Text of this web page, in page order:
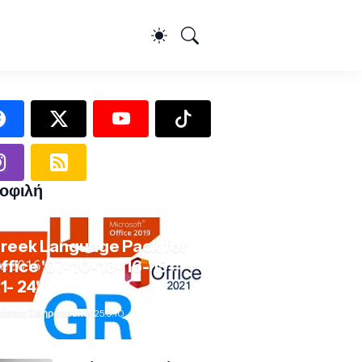
Language Pack for
'07-'10-'13-'16-'19-
24'
Σιδηρόπουλος 25.9.10